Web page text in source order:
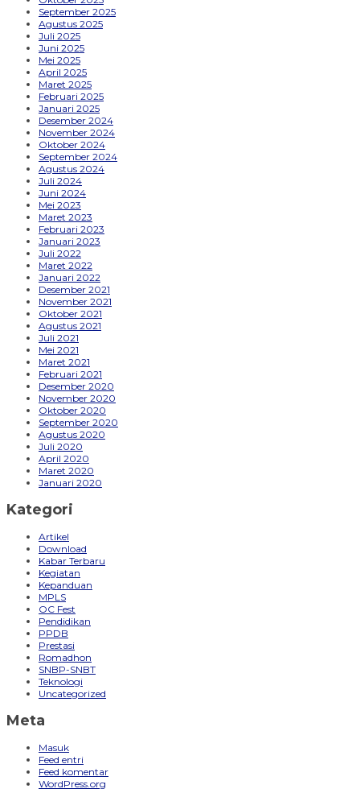
September 2025
Agustus 2025
Juli 2025
Juni 2025
Mei 2025
April 2025
Maret 2025
Februari 2025
Januari 2025
Desember 2024
November 2024
Oktober 2024
September 2024
Agustus 2024
Juli 2024
Juni 2024
Mei 2023
Maret 2023
Februari 2023
Januari 2023
Juli 2022
Maret 2022
Januari 2022
Desember 2021
November 2021
Oktober 2021
Agustus 2021
Juli 2021
Mei 2021
Maret 2021
Februari 2021
Desember 2020
November 2020
Oktober 2020
September 2020
Agustus 2020
Juli 2020
April 2020
Maret 2020
Januari 2020
Kategori
Artikel
Download
Kabar Terbaru
Kegiatan
Kepanduan
MPLS
OC Fest
Pendidikan
PPDB
Prestasi
Romadhon
SNBP-SNBT
Teknologi
Uncategorized
Meta
Masuk
Feed entri
Feed komentar
WordPress.org